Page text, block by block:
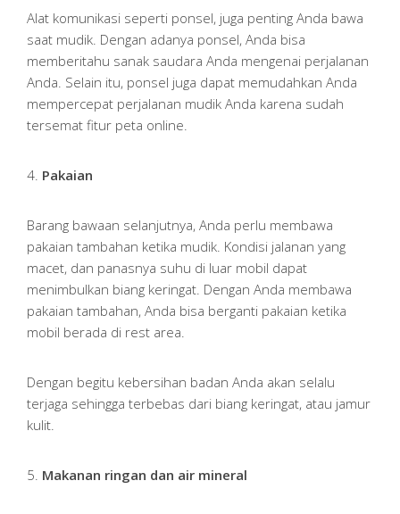
Alat komunikasi seperti ponsel, juga penting Anda bawa
saat mudik. Dengan adanya ponsel, Anda bisa
memberitahu sanak saudara Anda mengenai perjalanan
Anda. Selain itu, ponsel juga dapat memudahkan Anda
mempercepat perjalanan mudik Anda karena sudah
tersemat fitur peta online.
4. Pakaian
Barang bawaan selanjutnya, Anda perlu membawa
pakaian tambahan ketika mudik. Kondisi jalanan yang
macet, dan panasnya suhu di luar mobil dapat
menimbulkan biang keringat. Dengan Anda membawa
pakaian tambahan, Anda bisa berganti pakaian ketika
mobil berada di rest area.
Dengan begitu kebersihan badan Anda akan selalu
terjaga sehingga terbebas dari biang keringat, atau jamur
kulit.
5. Makanan ringan dan air mineral